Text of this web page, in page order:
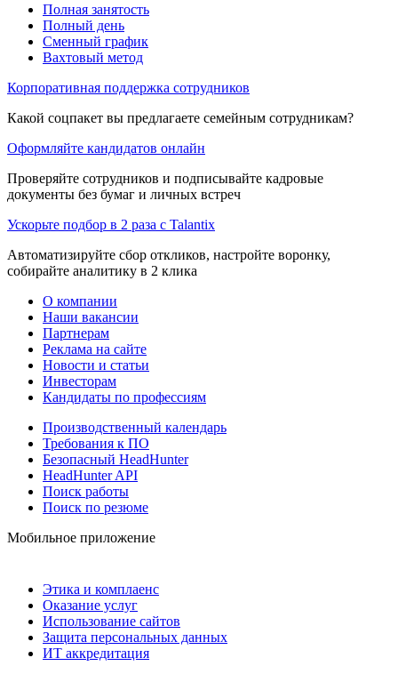
Полная занятость
Полный день
Сменный график
Вахтовый метод
Корпоративная поддержка сотрудников
Какой соцпакет вы предлагаете семейным сотрудникам?
Оформляйте кандидатов онлайн
Проверяйте сотрудников и подписывайте кадровые
документы без бумаг и личных встреч
Ускорьте подбор в 2 раза с Talantix
Автоматизируйте сбор откликов, настройте воронку,
собирайте аналитику в 2 клика
О компании
Наши вакансии
Партнерам
Реклама на сайте
Новости и статьи
Инвесторам
Кандидаты по профессиям
Производственный календарь
Требования к ПО
Безопасный HeadHunter
HeadHunter API
Поиск работы
Поиск по резюме
Мобильное приложение
Этика и комплаенс
Оказание услуг
Использование сайтов
Защита персональных данных
ИТ аккредитация